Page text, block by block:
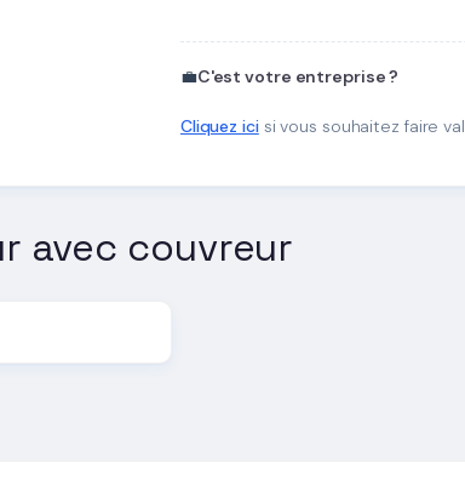
💼C'est votre entreprise ?
Cliquez icisi vous souhaitez faire
avec couvreur